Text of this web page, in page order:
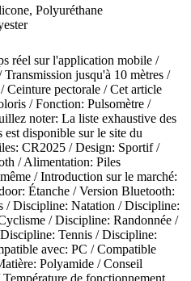
Polyuréthane
réel sur l'application mobile /
jusqu'à 10 mètres /
Ceinture pectorale / Cet article
/ Fonction: Pulsomètre /
noter: La liste exhaustive des
est disponible sur le site du
CR2025 / Design: Sportif /
/ Alimentation: Piles
/ Introduction sur le marché:
Étanche / Version Bluetooth:
/ Discipline: Natation / Discipline:
/ Discipline: Randonnée /
Tennis / Discipline:
avec: PC / Compatible
Polyamide / Conseil
de fonctionnement